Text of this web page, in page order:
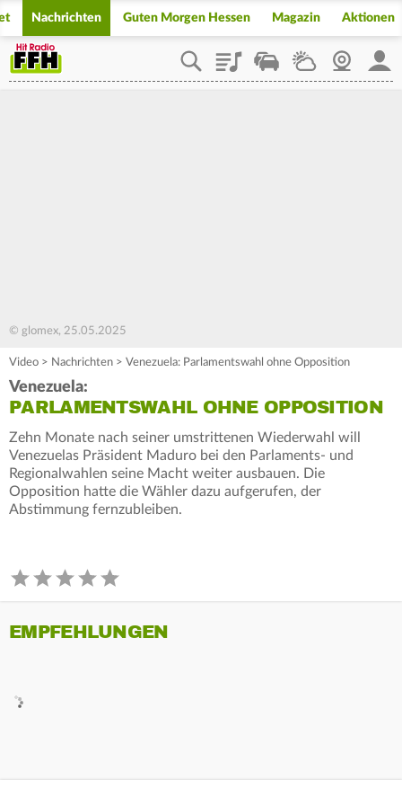
Nachrichten Guten Morgen Hessen Magazin Aktionen
PlaylistStaupilotWetterWebcam
© glomex, 25.05.2025
Video > Nachrichten > Venezuela: Parlamentswahl ohne Opposition
Venezuela:
PARLAMENTSWAHL OHNE OPPOSITION
Zehn Monate nach seiner umstrittenen Wiederwahl will
Venezuelas Präsident Maduro bei den Parlaments- und
Regionalwahlen seine Macht weiter ausbauen. Die
Opposition hatte die Wähler dazu aufgerufen, der
Abstimmung fernzubleiben.
EMPFEHLUNGEN